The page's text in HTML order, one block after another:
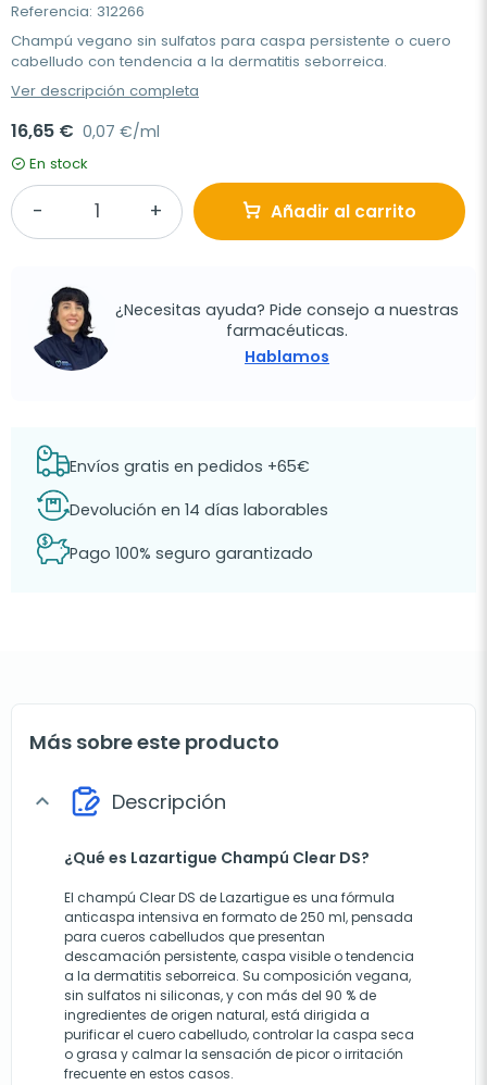
Referencia: 312266
Champú vegano sin sulfatos para caspa persistente o cuero
cabelludo con tendencia a la dermatitis seborreica.
Ver descripción completa
16,65 € 0,07 €/ml
En stock
Añadir al carrito
¿Necesitas ayuda? Pide consejo a nuestras
farmacéuticas.
Hablamos
Envíos gratis en pedidos +65€
Devolución en 14 días laborables
Pago 100% seguro garantizado
Más sobre este producto
expand_more Descripción
¿Qué es Lazartigue Champú Clear DS?
El champú Clear DS de Lazartigue es una fórmula
anticaspa intensiva en formato de 250 ml, pensada
para cueros cabelludos que presentan
descamación persistente, caspa visible o tendencia
a la dermatitis seborreica. Su composición vegana,
sin sulfatos ni siliconas, y con más del 90 % de
ingredientes de origen natural, está dirigida a
purificar el cuero cabelludo, controlar la caspa seca
o grasa y calmar la sensación de picor o irritación
frecuente en estos casos.